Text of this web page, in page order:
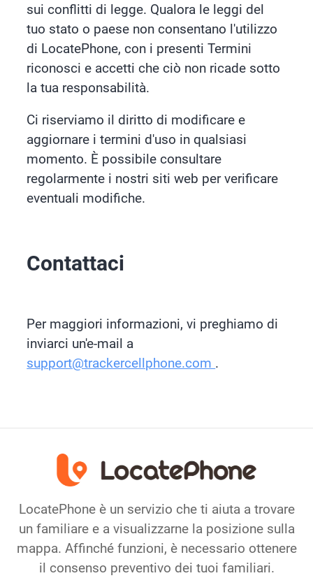
sui conflitti di legge. Qualora le leggi del
tuo stato o paese non consentano l'utilizzo
di LocatePhone, con i presenti Termini
riconosci e accetti che ciò non ricade sotto
la tua responsabilità.
Ci riserviamo il diritto di modificare e
aggiornare i termini d'uso in qualsiasi
momento. È possibile consultare
regolarmente i nostri siti web per verificare
eventuali modifiche.
Contattaci
Per maggiori informazioni, vi preghiamo di
inviarci un'e-mail a
support@trackercellphone.com .
LocatePhone è un servizio che ti aiuta a trovare
un familiare e a visualizzarne la posizione sulla
mappa. Affinché funzioni, è necessario ottenere
il consenso preventivo dei tuoi familiari.